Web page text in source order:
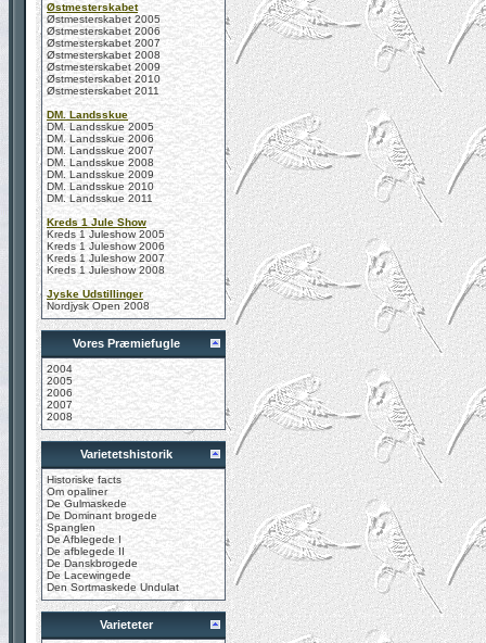
Østmesterskabet
Østmesterskabet 2005
Østmesterskabet 2006
Østmesterskabet 2007
Østmesterskabet 2008
Østmesterskabet 2009
Østmesterskabet 2010
Østmesterskabet 2011
DM. Landsskue
DM. Landsskue 2005
DM. Landsskue 2006
DM. Landsskue 2007
DM. Landsskue 2008
DM. Landsskue 2009
DM. Landsskue 2010
DM. Landsskue 2011
Kreds 1 Jule Show
Kreds 1 Juleshow 2005
Kreds 1 Juleshow 2006
Kreds 1 Juleshow 2007
Kreds 1 Juleshow 2008
Jyske Udstillinger
Nordjysk Open 2008
Vores Præmiefugle
2004
2005
2006
2007
2008
Varietetshistorik
Historiske facts
Om opaliner
De Gulmaskede
De Dominant brogede
Spanglen
De Afblegede I
De afblegede II
De Danskbrogede
De Lacewingede
Den Sortmaskede Undulat
Varieteter